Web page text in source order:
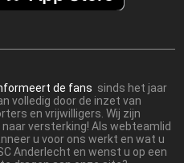
de fans sinds het jaar
volledig door de inzet van
en vrijwilligers. Wij zijn
versterking! Als webteamlid
u voor ons werkt en wat u
Anderlecht en wenst u op een